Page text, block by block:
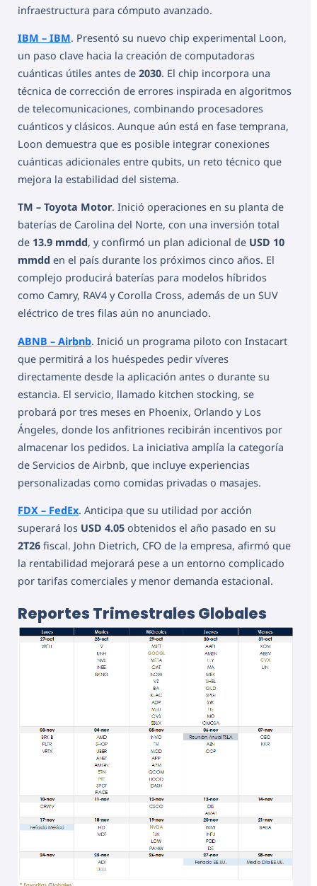
infraestructura para cómputo avanzado.
IBM – IBM. Presentó su nuevo chip experimental Loon,
un paso clave hacia la creación de computadoras
cuánticas útiles antes de 2030. El chip incorpora una
técnica de corrección de errores inspirada en algoritmos
de telecomunicaciones, combinando procesadores
cuánticos y clásicos. Aunque aún está en fase temprana,
Loon demuestra que es posible integrar conexiones
cuánticas adicionales entre qubits, un reto técnico que
mejora la estabilidad del sistema.
TM – Toyota Motor. Inició operaciones en su planta de
baterías de Carolina del Norte, con una inversión total
de 13.9 mmdd, y confirmó un plan adicional de USD 10
mmdd en el país durante los próximos cinco años. El
complejo producirá baterías para modelos híbridos
como Camry, RAV4 y Corolla Cross, además de un SUV
eléctrico de tres filas aún no anunciado.
ABNB – Airbnb. Inició un programa piloto con Instacart
que permitirá a los huéspedes pedir víveres
directamente desde la aplicación antes o durante su
estancia. El servicio, llamado kitchen stocking, se
probará por tres meses en Phoenix, Orlando y Los
Ángeles, donde los anfitriones recibirán incentivos por
almacenar los pedidos. La iniciativa amplía la categoría
de Servicios de Airbnb, que incluye experiencias
personalizadas como comidas privadas o masajes.
FDX – FedEx. Anticipa que su utilidad por acción
superará los USD 4.05 obtenidos el año pasado en su
2T26 fiscal. John Dietrich, CFO de la empresa, afirmó que
la rentabilidad mejorará pese a un entorno complicado
por tarifas comerciales y menor demanda estacional.
Reportes Trimestrales Globales